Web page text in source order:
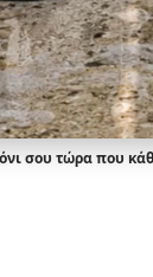
σου τώρα που